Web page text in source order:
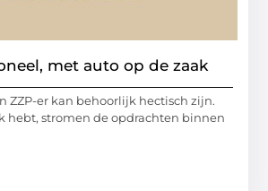
met auto op de zaak
ZZP-er kan behoorlijk hectisch zijn.
hebt, stromen de opdrachten binnen